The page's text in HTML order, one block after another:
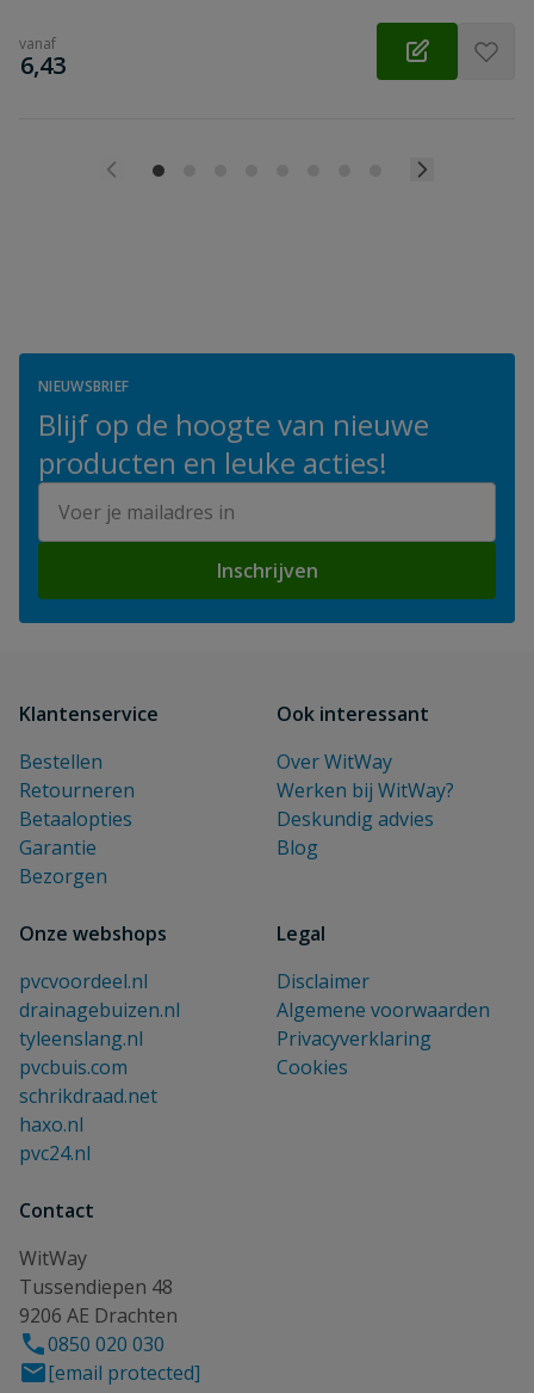
vanaf
€
6,43
NIEUWSBRIEF
Blijf op de hoogte van nieuwe
producten en leuke acties!
Inschrijven
Klantenservice
Bestellen
Retourneren
Betaalopties
Garantie
Bezorgen
Ook interessant
Over WitWay
Werken bij WitWay?
Deskundig advies
Blog
Onze webshops
pvcvoordeel.nl
drainagebuizen.nl
tyleenslang.nl
pvcbuis.com
schrikdraad.net
haxo.nl
pvc24.nl
Legal
Disclaimer
Algemene voorwaarden
Privacyverklaring
Cookies
Contact
WitWay
Tussendiepen 48
9206 AE Drachten
0850 020 030
[email protected]